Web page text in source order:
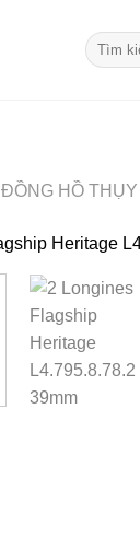
Tìm
kiếm:
ĐỒNG HỒ